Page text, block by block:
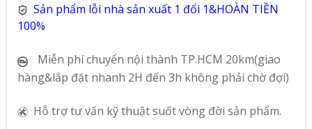
Sản phẩm lỗi nhà sản xuất 1 đổi 1&HOÀN TIỀN
100%
Miễn phí chuyển nội thành TP.HCM 20km(giao
hàng&lắp đặt nhanh 2H đến 3h không phải chờ đợi)
Hỗ trợ tư vấn kỹ thuật suốt vòng đời sản phẩm.